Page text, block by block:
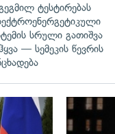
ტესტირებას
სრული გათიშვა
— სემეკის წევრის
გადახედვა